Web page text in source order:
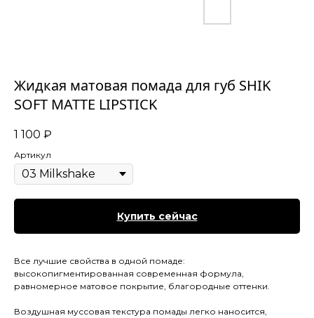
Жидкая матовая помада для губ SHIK
SOFT MATTE LIPSTICK
1 100 ₽
Артикул
Купить сейчас
Все лучшие свойства в одной помаде:
высокопигментированная современная формула,
равномерное матовое покрытие, благородные оттенки.
Воздушная муссовая текстура помады легко наносится,